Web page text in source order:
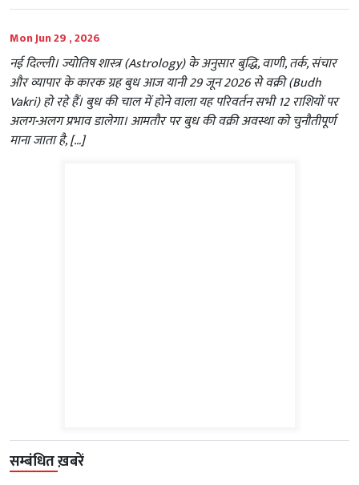
Mon Jun 29 , 2026
नई दिल्ली। ज्योतिष शास्त्र (Astrology) के अनुसार बुद्धि, वाणी, तर्क, संचार
और व्यापार के कारक ग्रह बुध आज यानी 29 जून 2026 से वक्री (Budh
Vakri) हो रहे हैं। बुध की चाल में होने वाला यह परिवर्तन सभी 12 राशियों पर
अलग-अलग प्रभाव डालेगा। आमतौर पर बुध की वक्री अवस्था को चुनौतीपूर्ण
माना जाता है, […]
सम्बंधित ख़बरें